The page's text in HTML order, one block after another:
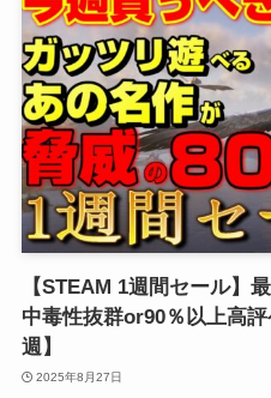
【STEAM 1週間セール】
中毒性抜群or90％以上高
週】
2025年8月27日